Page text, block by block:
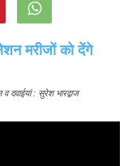
दवाईयां : सुरेश भारद्वाज